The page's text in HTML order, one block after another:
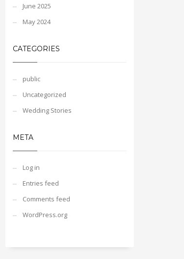
June 2025
May 2024
CATEGORIES
public
Uncategorized
Wedding Stories
META
Log in
Entries feed
Comments feed
WordPress.org